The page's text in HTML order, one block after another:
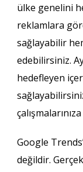
ülke genelini
reklamlara
sağlayabilir
edebilirsiniz.
hedefleyen
Google
değildir.